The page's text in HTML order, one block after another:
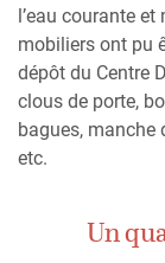
l’eau courante
mobiliers ont pu
dépôt du Centre
clous de porte,
bagues, manche
etc.
Un